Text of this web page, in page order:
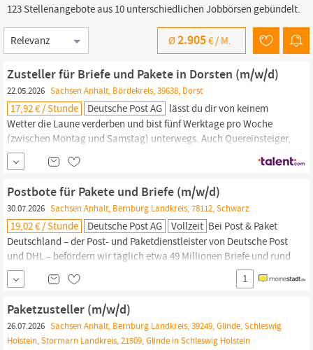
123 Stellenangebote aus 10 unterschiedlichen Jobbörsen gebündelt.
Sortierung
Ø2.905€ / M.
Zusteller für Briefe und Pakete in Dorsten (m/w/d)
22.05.2026 Sachsen Anhalt, Bördekreis, 39638, Dorst
17,92 € / Stunde Deutsche Post AG lässt du dir von keinem
Wetter die Laune verderben und bist fünf Werktage pro Woche
(zwischen Montag und Samstag) unterwegs. Auch Quereinsteiger,
Rentner oder Studenten sind bei uns herzlich willkommen, denn
du zählst, wie du bist! Wir freuen uns auf deine Bewerbung als
am besten online! Klicke dazu einfach auf den
Bewerben -Button –
Postbote für Pakete und Briefe (m/w/d)
30.07.2026 Sachsen Anhalt, Bernburg Landkreis, 78112, Schwarz
19,02 € / Stunde Deutsche Post AG Vollzeit Bei Post & Paket
Deutschland – der Post- und Paketdienstleister von Deutsche Post
und DHL – befördern wir täglich etwa 49 Millionen Briefe und rund
6,7 Millionen Pakete. Das sind beeindruckende Zahlen. Aber nicht
annähernd so beeindruckend wie die großartigen Leistungen
unserer Mitarbeiter:innen, die das jeden Tag möglich machen: die
Zusteller:innen,die
1
Paketzusteller (m/w/d)
26.07.2026 Sachsen Anhalt, Bernburg Landkreis, 39249, Glinde, Schleswig
Holstein, Stormarn Landkreis, 21509, Glinde in Schleswig Holstein